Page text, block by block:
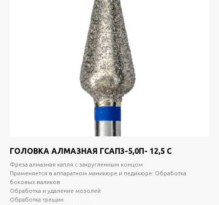
ГОЛОВКА АЛМАЗНАЯ ГСАП3-5,0П- 12,5 С
Фреза алмазная капля с закругленным концом
Применяется в аппаратном маникюре и педикюре: Обработка
боковых валиков
Обработка и удаление мозолей
Обработка трещин